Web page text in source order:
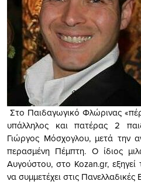
Στο Παιδαγωγικό Φλώρινας
υπάλληλος και πατέρας 2
Γιώργος Μόσχογλου, μετά την
περασμένη Πέμπτη. Ο ίδιος
Αυγούστου, στο Kozan.gr,
να συμμετέχει στις Πανελλαδικές